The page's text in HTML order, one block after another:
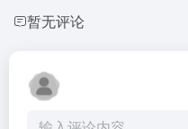
暂无评论